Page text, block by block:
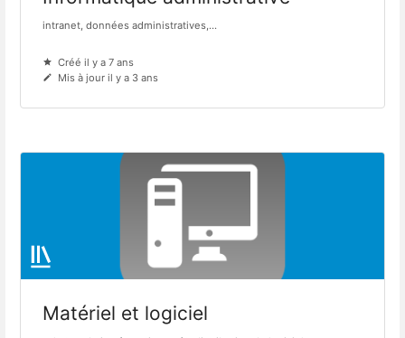
intranet, données administratives,...
Créé il y a 7 ans
Mis à jour il y a 3 ans
Matériel et logiciel